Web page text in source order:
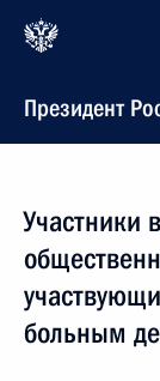
Президент
Участники
больным